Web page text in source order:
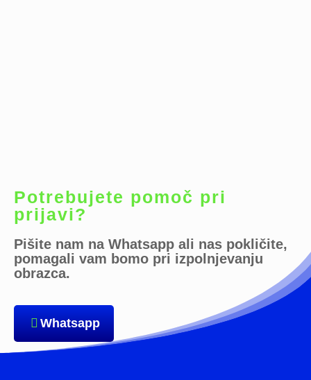
Potrebujete pomoč pri
prijavi?
Pišite nam na Whatsapp ali nas pokličite,
pomagali vam bomo pri izpolnjevanju
obrazca.
Whatsapp